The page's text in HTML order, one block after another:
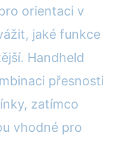
orientaci v
jaké funkce
Handheld
přesnosti
zatímco
vhodné pro